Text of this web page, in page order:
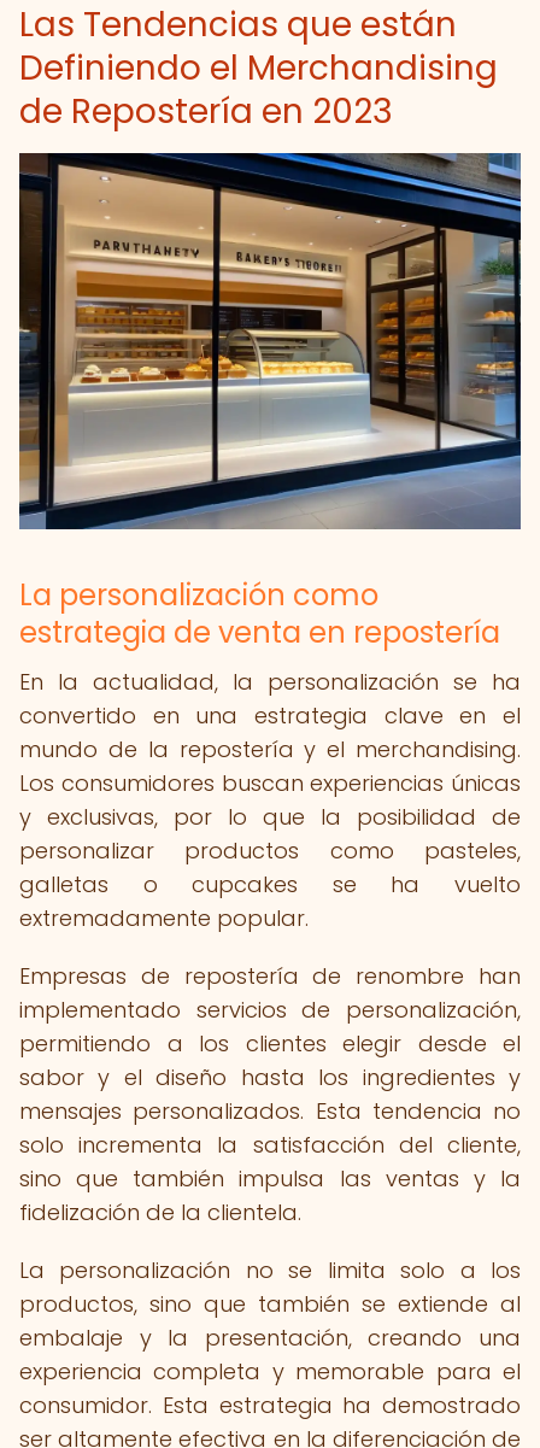
Las Tendencias que están
Definiendo el Merchandising
de Repostería en 2023
La personalización como
estrategia de venta en repostería
En la actualidad, la personalización se ha
convertido en una estrategia clave en el
mundo de la repostería y el merchandising.
Los consumidores buscan experiencias únicas
y exclusivas, por lo que la posibilidad de
personalizar productos como pasteles,
galletas o cupcakes se ha vuelto
extremadamente popular.
Empresas de repostería de renombre han
implementado servicios de personalización,
permitiendo a los clientes elegir desde el
sabor y el diseño hasta los ingredientes y
mensajes personalizados. Esta tendencia no
solo incrementa la satisfacción del cliente,
sino que también impulsa las ventas y la
fidelización de la clientela.
La personalización no se limita solo a los
productos, sino que también se extiende al
embalaje y la presentación, creando una
experiencia completa y memorable para el
consumidor. Esta estrategia ha demostrado
ser altamente efectiva en la diferenciación de